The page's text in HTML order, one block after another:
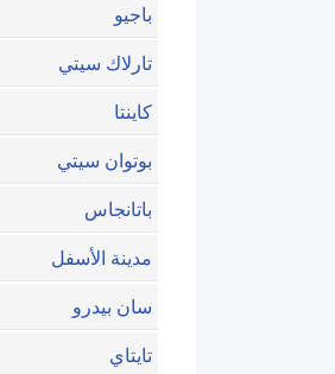
باجيو
تارلاك سيتي
كاينتا
بوتوان سيتي
باتانجاس
مدينة الأسفل
سان بيدرو
تايتاي